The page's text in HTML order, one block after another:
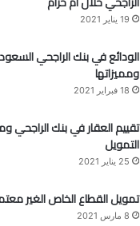
19 يناير 2021
الودائع في بنك الراجحي
ومميزاتها
18 فبراير 2021
تقييم العقار في بنك
التمويل
25 يناير 2021
تمويل القطاع الخاص الغير
8 مارس 2021